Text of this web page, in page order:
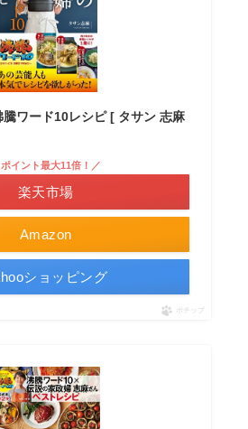
ワード10レシピ [ タサン 志麻
Amazon
ポイント最大11倍！／
楽天市場
ショッピング
ポチップ